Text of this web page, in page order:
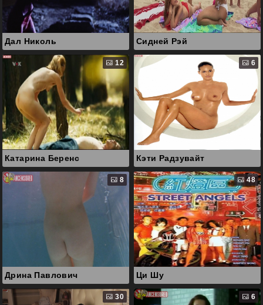
Дал Николь Сидней Рэй
12
Катарина Беренс
6
Кэти Радзувайт
8
Дрина Павлович
48
Ци Шу
30 6